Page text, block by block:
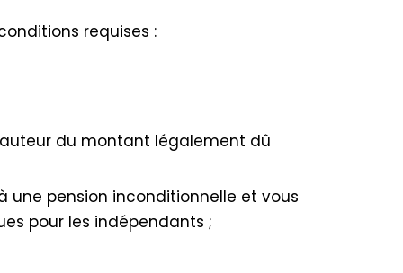
requises :
du montant légalement dû
une pension inconditionnelle et vous
pour les indépendants ;